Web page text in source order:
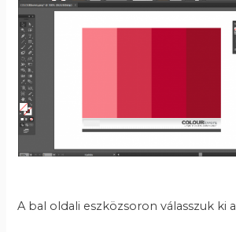
A bal oldali eszközsoron válasszuk ki a